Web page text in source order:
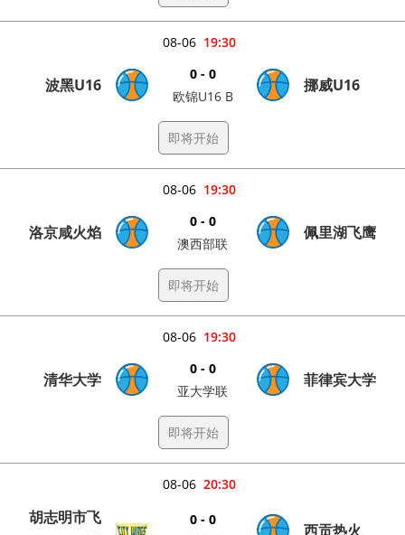
19:30
08-06
波黑U16
0 - 0
欧锦U16 B
挪威U16
即将开始
19:30
08-06
洛京咸火焰
0 - 0
澳西部联
佩里湖飞鹰
即将开始
19:30
08-06
清华大学
0 - 0
亚大学联
菲律宾大学
即将开始
20:30
08-06
胡志明市飞
0 - 0
西贡热火